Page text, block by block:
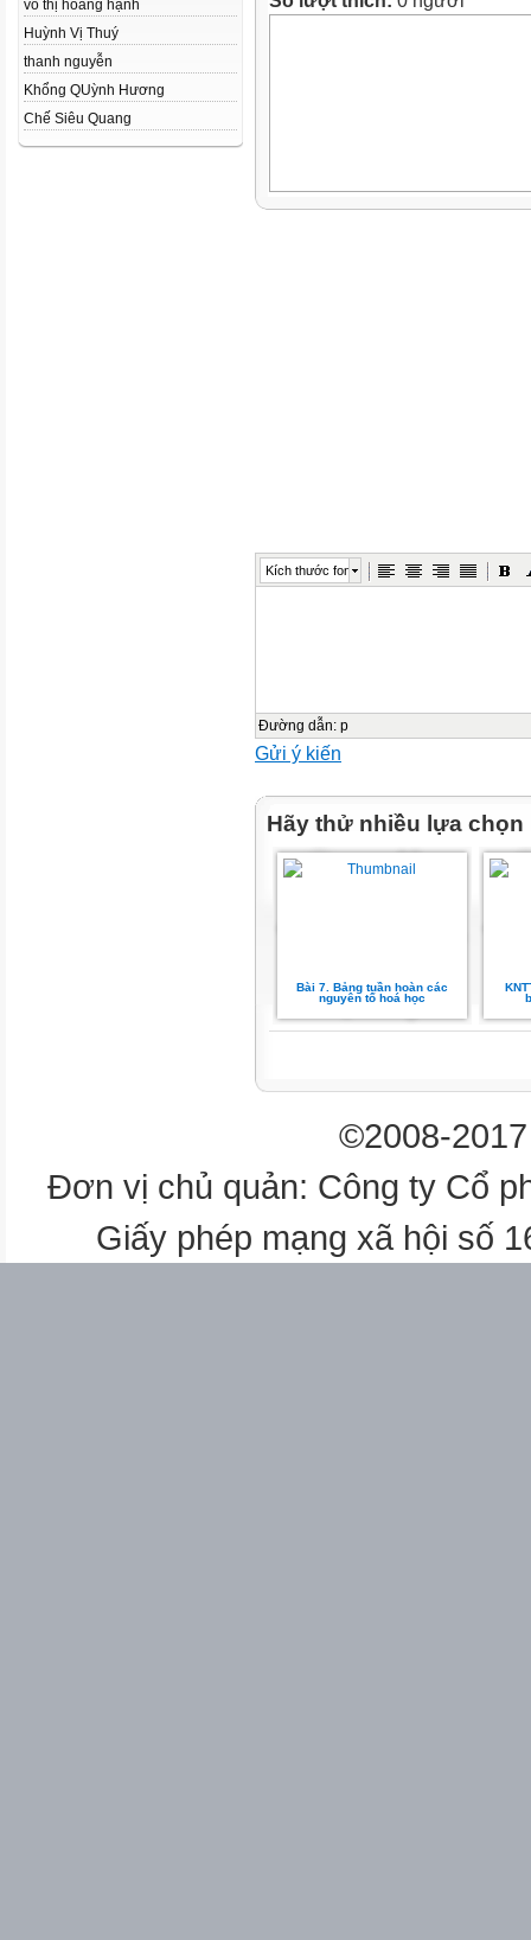
võ thị hoàng hạnh
Huỳnh Vị Thuý
thanh nguyễn
Khổng QUỳnh Hương
Chế Siêu Quang
Kích thước font
Đường dẫn: p
Gửi ý kiến
Hãy thử nhiều lựa chọn
Bài 7. Bảng tuần hoàn các
nguyên tố hoá học
©2008-
Đơn vị chủ quản: Công ty Cổ
Giấy phép mạng xã hội số